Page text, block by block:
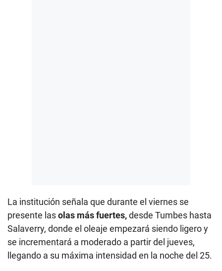
La institución señala que durante el viernes se
presente lasolas más fuertes,desde Tumbes hasta
Salaverry, donde el oleaje empezará siendo ligero y
se incrementará a moderado a partir del jueves,
llegando a su máxima intensidad en la noche del 25.